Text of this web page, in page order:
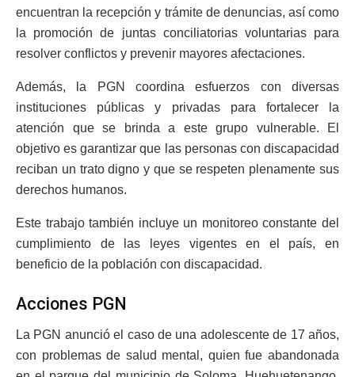
encuentran la recepción y trámite de denuncias, así como
la promoción de juntas conciliatorias voluntarias para
resolver conflictos y prevenir mayores afectaciones.
Además, la PGN coordina esfuerzos con diversas
instituciones públicas y privadas para fortalecer la
atención que se brinda a este grupo vulnerable. El
objetivo es garantizar que las personas con discapacidad
reciban un trato digno y que se respeten plenamente sus
derechos humanos.
Este trabajo también incluye un monitoreo constante del
cumplimiento de las leyes vigentes en el país, en
beneficio de la población con discapacidad.
Acciones PGN
La PGN anunció el caso de una adolescente de 17 años,
con problemas de salud mental, quien fue abandonada